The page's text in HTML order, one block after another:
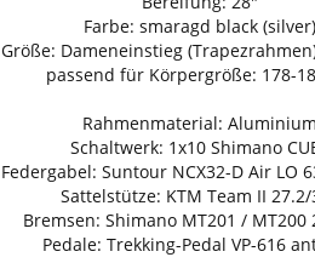
Farbe: smaragd black (silver)
Größe: Dameneinstieg
passend für Körpergröße: 178-
Rahmenmaterial: Aluminium
Schaltwerk: 1x10 Shimano
Federgabel: Suntour NCX32-D Air LO
Sattelstütze: KTM Team II 27.2/
Bremsen: Shimano MT201 / MT200
Pedale: Trekking-Pedal VP-616